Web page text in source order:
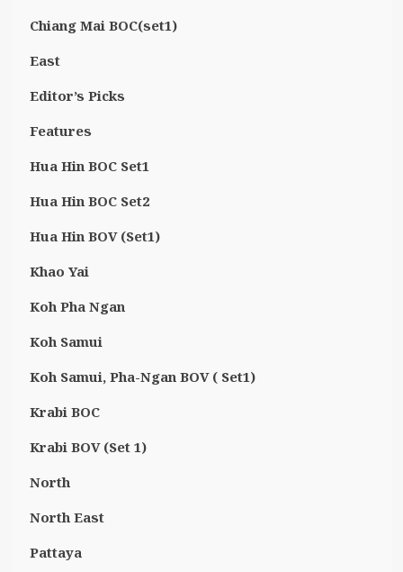
Chiang Mai BOC(set1)
East
Editor’s Picks
Features
Hua Hin BOC Set1
Hua Hin BOC Set2
Hua Hin BOV (Set1)
Khao Yai
Koh Pha Ngan
Koh Samui
Koh Samui, Pha-Ngan BOV ( Set1)
Krabi BOC
Krabi BOV (Set 1)
North
North East
Pattaya